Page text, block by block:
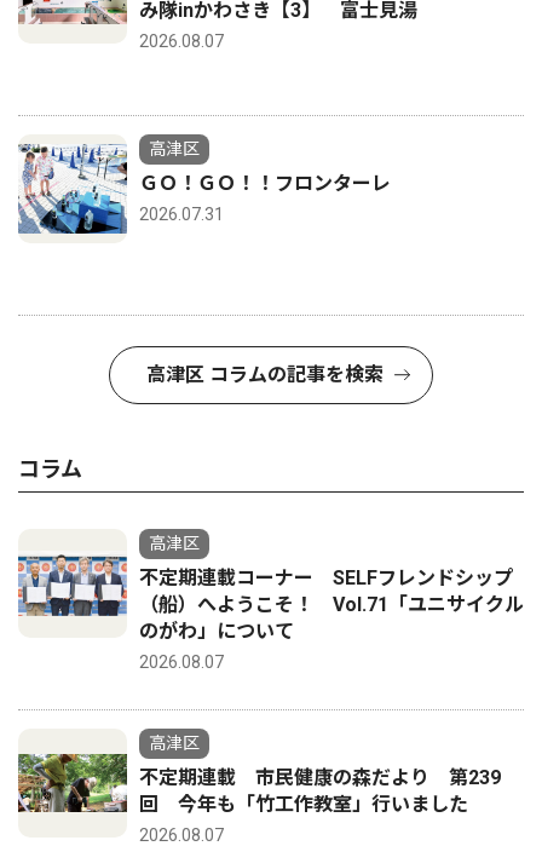
み隊inかわさき【3】 富士見湯
2026.08.07
高津区
ＧＯ！ＧＯ！！フロンターレ
2026.07.31
高津区 コラムの記事を検索
コラム
高津区
不定期連載コーナー SELFフレンドシップ
（船）へようこそ！ Vol.71「ユニサイクル
のがわ」について
2026.08.07
高津区
不定期連載 市民健康の森だより 第239
回 今年も「竹工作教室」行いました
2026.08.07